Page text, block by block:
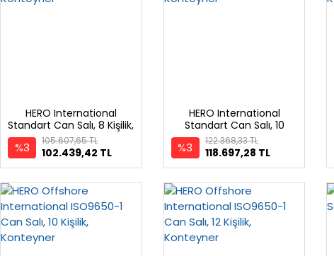
HERO International
Standart Can Salı, 8 Kişilik,
Konteyner
%3 102.439,42 TL
105.607,65 TL
HERO International
Standart Can Salı, 10
Kişilik, Konteyner
%3 118.697,28 TL
122.368,33 TL